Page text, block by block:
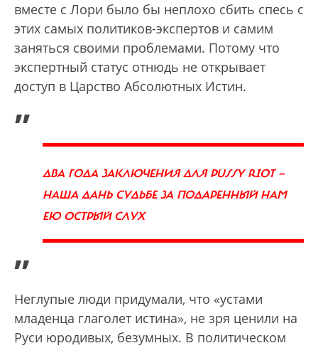
вместе с Лори было бы неплохо сбить спесь с
этих самых политиков-экспертов и самим
заняться своими проблемами. Потому что
экспертный статус отнюдь не открывает
доступ в Царство Абсолютных Истин.
„
ДВА ГОДА ЗАКЛЮЧЕНИЯ ДЛЯ PUSSY RIOT —
НАША ДАНЬ СУДЬБЕ ЗА ПОДАРЕННЫЙ НАМ
ЕЮ ОСТРЫЙ СЛУХ
”
Неглупые люди придумали, что «устами
младенца глаголет истина», не зря ценили на
Руси юродивых, безумных. В политическом